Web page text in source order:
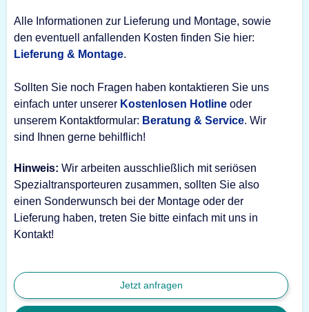
Alle Informationen zur Lieferung und Montage, sowie
den eventuell anfallenden Kosten finden Sie hier:
Lieferung & Montage.
Sollten Sie noch Fragen haben kontaktieren Sie uns
einfach unter unserer Kostenlosen Hotline oder
unserem Kontaktformular: Beratung & Service. Wir
sind Ihnen gerne behilflich!
Hinweis: Wir arbeiten ausschließlich mit seriösen
Spezialtransporteuren zusammen, sollten Sie also
einen Sonderwunsch bei der Montage oder der
Lieferung haben, treten Sie bitte einfach mit uns in
Kontakt!
Jetzt anfragen